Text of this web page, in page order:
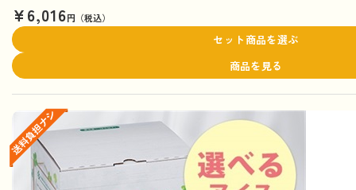
¥6,016円（税込）
セット商品を選ぶ
商品を見る